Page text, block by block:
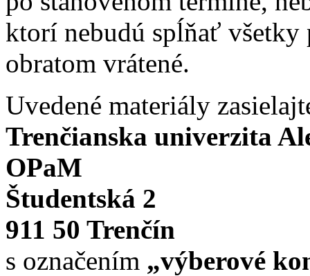
ktorí nebudú spĺňať
obratom vrátené.
Uvedené materiály
Trenčianska univerzita
OPaM
Študentská 2
911 50 Trenčín
s označením „výberové